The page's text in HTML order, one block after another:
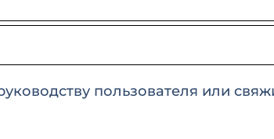
пользователя или